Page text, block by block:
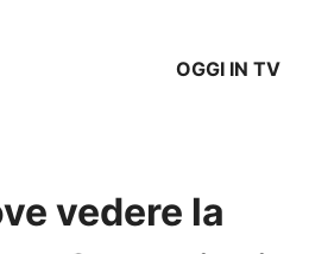
OGGI IN TV
vedere la